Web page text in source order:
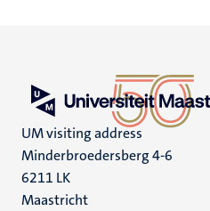
UM visiting address
Minderbroedersberg 4-6
6211 LK
Maastricht